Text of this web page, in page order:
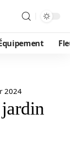
2024